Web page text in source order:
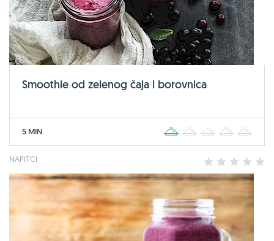
Smoothie od zelenog čaja i borovnica
5 MIN 2 3 4
NAPITCI 2 3 4